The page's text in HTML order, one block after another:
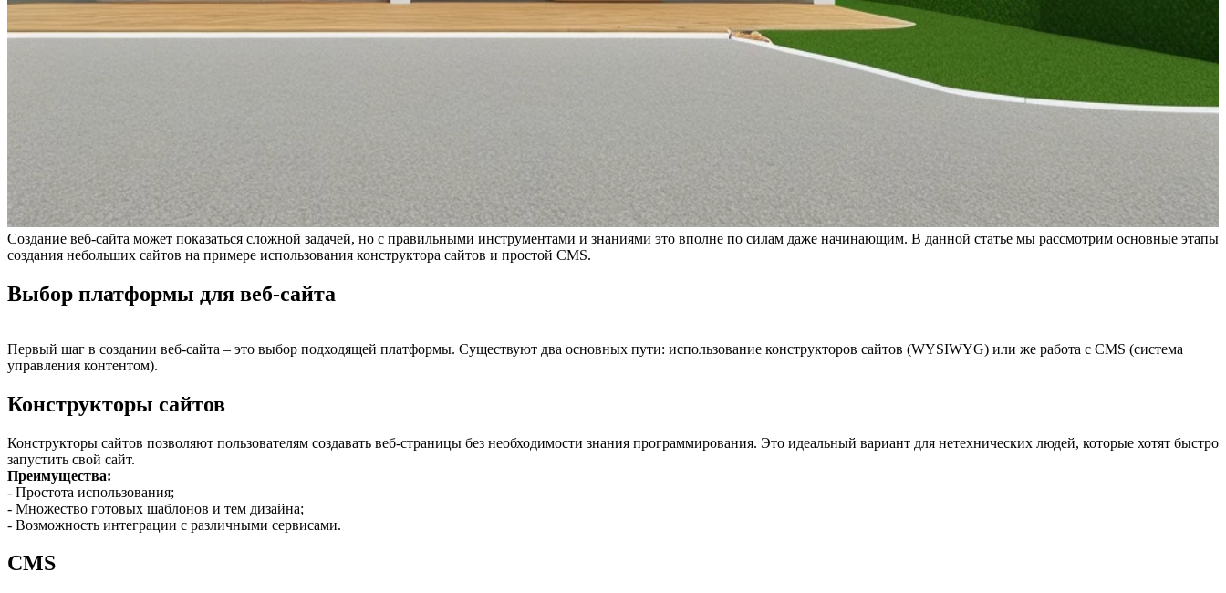
Создание веб-сайта может показаться сложной задачей, но с правильными инструментами и знаниями это вполне по силам даже начинающим. В данной статье мы рассмотрим основные этапы
создания небольших сайтов на примере использования конструктора сайтов и простой CMS.
Выбор платформы для веб-сайта
Первый шаг в создании веб-сайта – это выбор подходящей платформы. Существуют два основных пути: использование конструкторов сайтов (WYSIWYG) или же работа с CMS (система
управления контентом).
Конструкторы сайтов
Конструкторы сайтов позволяют пользователям создавать веб-страницы без необходимости знания программирования. Это идеальный вариант для нетехнических людей, которые хотят быстро
запустить свой сайт.
Преимущества:
- Простота использования;
- Множество готовых шаблонов и тем дизайна;
- Возможность интеграции с различными сервисами.
CMS